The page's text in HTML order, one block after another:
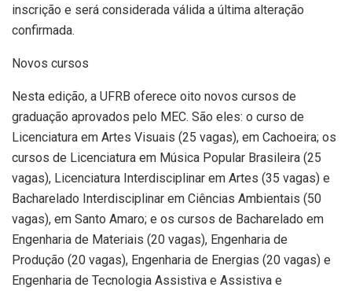
inscrição e será considerada válida a última alteração
confirmada.
Novos cursos
Nesta edição, a UFRB oferece oito novos cursos de
graduação aprovados pelo MEC. São eles: o curso de
Licenciatura em Artes Visuais (25 vagas), em Cachoeira; os
cursos de Licenciatura em Música Popular Brasileira (25
vagas), Licenciatura Interdisciplinar em Artes (35 vagas) e
Bacharelado Interdisciplinar em Ciências Ambientais (50
vagas), em Santo Amaro; e os cursos de Bacharelado em
Engenharia de Materiais (20 vagas), Engenharia de
Produção (20 vagas), Engenharia de Energias (20 vagas) e
Engenharia de Tecnologia Assistiva e Assistiva e